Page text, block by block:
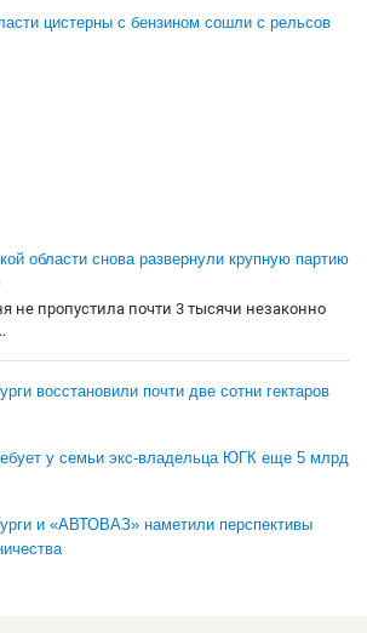
цистерны с бензином сошли с рельсов
области снова развернули крупную партию
не пропустила почти 3 тысячи незаконно
восстановили почти две сотни гектаров
у семьи экс-владельца ЮГК еще 5 млрд
и «АВТОВАЗ» наметили перспективы